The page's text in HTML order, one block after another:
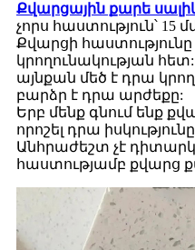
Քվարցային քարե
չորս հաստություն՝ 15
Քվարցի
կրողունակության
այնքան մեծ է դրա
բարձր է դրա արժեքը:
Երբ մենք գնում ենք
որոշել դրա
Անհրաժեշտ չէ
հաստությամբ քվարց